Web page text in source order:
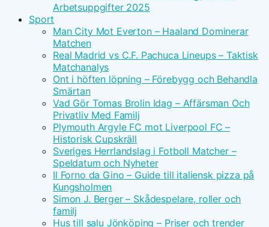
Arbetsuppgifter 2025
Sport
Man City Mot Everton – Haaland Dominerar
Matchen
Real Madrid vs C.F. Pachuca Lineups – Taktisk
Matchanalys
Ont i höften löpning – Förebygg och Behandla
Smärtan
Vad Gör Tomas Brolin Idag – Affärsman Och
Privatliv Med Familj
Plymouth Argyle FC mot Liverpool FC –
Historisk Cupskräll
Sveriges Herrlandslag i Fotboll Matcher –
Speldatum och Nyheter
Il Forno da Gino – Guide till italiensk pizza på
Kungsholmen
Simon J. Berger – Skådespelare, roller och
familj
Hus till salu Jönköping – Priser och trender